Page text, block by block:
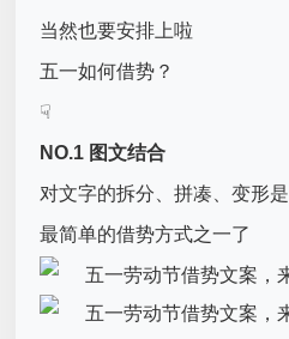
当然也要安排上啦
五一如何借势？
☟
NO.1 图文结合
对文字的拆分、拼凑、变形是
最简单的借势方式之一了